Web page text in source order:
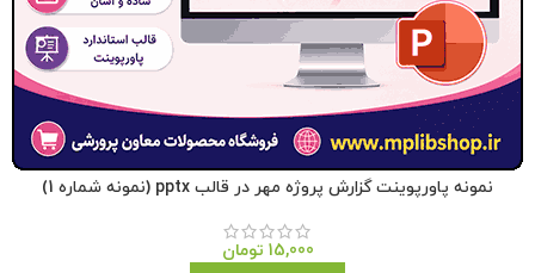
نمونه پاورپوینت گزارش پروژه مهر در قالب pptx (نمونه شماره 1)
15,000 تومان